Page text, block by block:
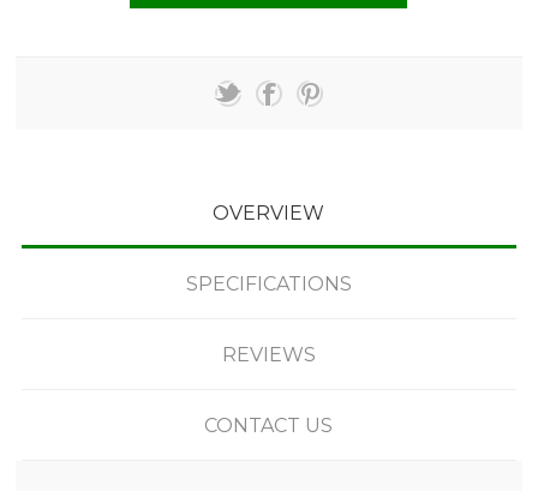
OVERVIEW
SPECIFICATIONS
REVIEWS
CONTACT US